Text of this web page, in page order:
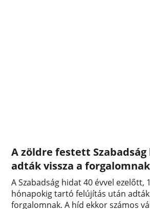
A zöldre festett Szabadság
adták vissza a forgalomnak
A Szabadság hidat 40 évvel ezelőtt,
hónapokig tartó felújítás után adták
forgalomnak. A híd ekkor számos